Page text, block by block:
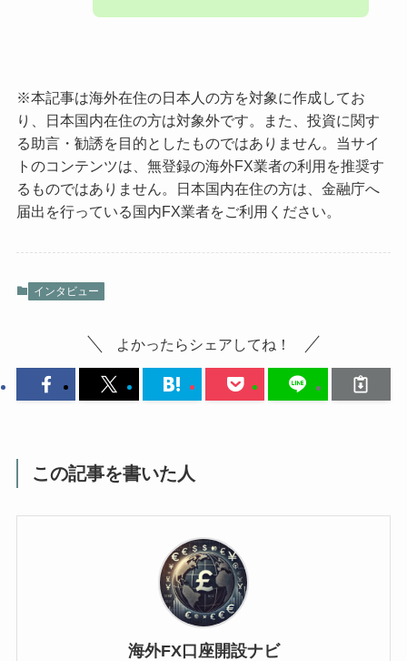
※本記事は海外在住の日本人の方を対象に作成してお
り、日本国内在住の方は対象外です。また、投資に関す
る助言・勧誘を目的としたものではありません。当サイ
トのコンテンツは、無登録の海外FX業者の利用を推奨す
るものではありません。日本国内在住の方は、金融庁へ
届出を行っている国内FX業者をご利用ください。
インタビュー
よかったらシェアしてね！
この記事を書いた人
海外FX口座開設ナビ